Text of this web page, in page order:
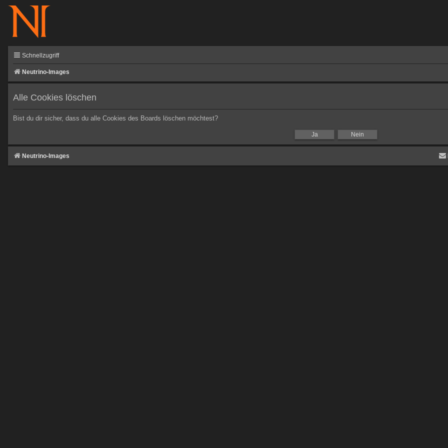
Schnellzugriff
Neutrino-Images
Alle Cookies löschen
Bist du dir sicher, dass du alle Cookies des Boards löschen möchtest?
Neutrino-Images